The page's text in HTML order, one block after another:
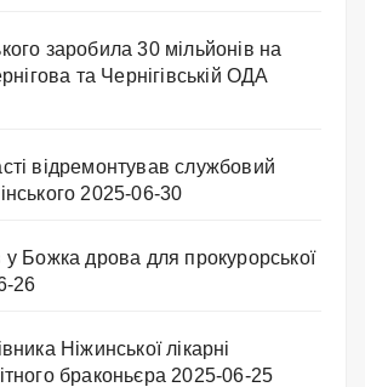
заробила 30 мільйонів на
та Чернігівській ОДА
відремонтував службовий
2025-06-30
Божка дрова для прокурорської
26
Ніжинської лікарні
браконьєра 2025-06-25